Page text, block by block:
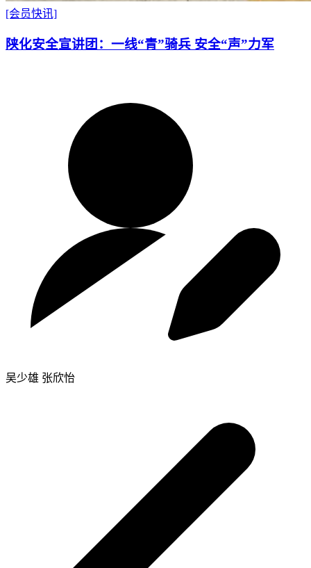
[会员快讯]
陕化安全宣讲团：一线“青”骑兵 安全“声”力军
吴少雄 张欣怡